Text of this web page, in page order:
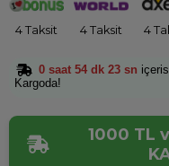
4 Taksit 4 Taksit 4
0 saat 54 dk 23 sn
Kargoda!
1000 TL